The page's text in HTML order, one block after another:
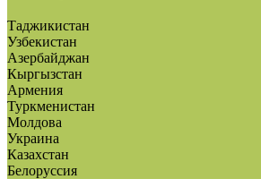
Таджикистан
Узбекистан
Азербайджан
Кыргызстан
Армения
Туркменистан
Молдова
Украина
Казахстан
Белоруссия